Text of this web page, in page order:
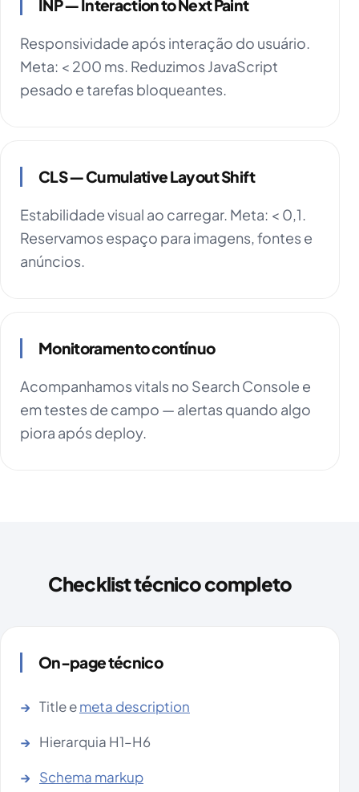
INP — Interaction to Next Paint
Responsividade após interação do usuário.
Meta: < 200 ms. Reduzimos JavaScript
pesado e tarefas bloqueantes.
CLS — Cumulative Layout Shift
Estabilidade visual ao carregar. Meta: < 0,1.
Reservamos espaço para imagens, fontes e
anúncios.
Monitoramento contínuo
Acompanhamos vitals no Search Console e
em testes de campo — alertas quando algo
piora após deploy.
Checklist técnico completo
On-page técnico
Title emeta description
Hierarquia H1–H6
Schema markup